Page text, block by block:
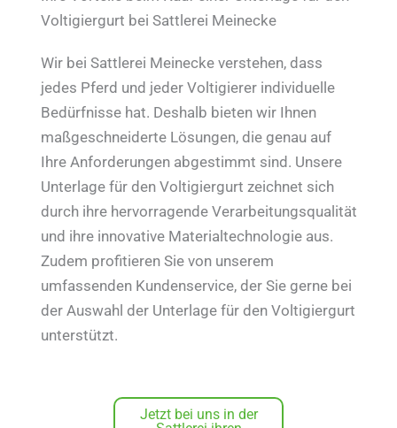
Voltigiergurt bei Sattlerei Meinecke
Wir bei Sattlerei Meinecke verstehen, dass
jedes Pferd und jeder Voltigierer individuelle
Bedürfnisse hat. Deshalb bieten wir Ihnen
maßgeschneiderte Lösungen, die genau auf
Ihre Anforderungen abgestimmt sind. Unsere
Unterlage für den Voltigiergurt zeichnet sich
durch ihre hervorragende Verarbeitungsqualität
und ihre innovative Materialtechnologie aus.
Zudem profitieren Sie von unserem
umfassenden Kundenservice, der Sie gerne bei
der Auswahl der Unterlage für den Voltigiergurt
unterstützt.
Jetzt bei uns in der